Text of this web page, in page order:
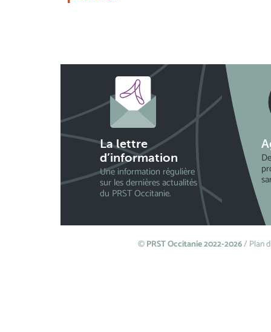
La lettre
d’information
Une information régulière
sur les dernières actualités
du PRST Occitanie.
©PRST Occitanie 2022-2026/Plan